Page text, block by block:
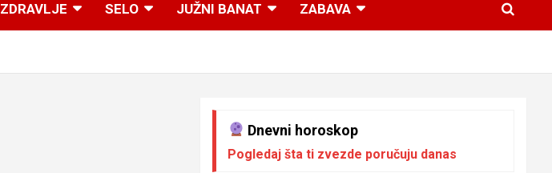
ZDRAVLJE SELO JUŽNI BANAT ZABAVA
Dnevni horoskop
Pogledaj šta ti zvezde poručuju danas